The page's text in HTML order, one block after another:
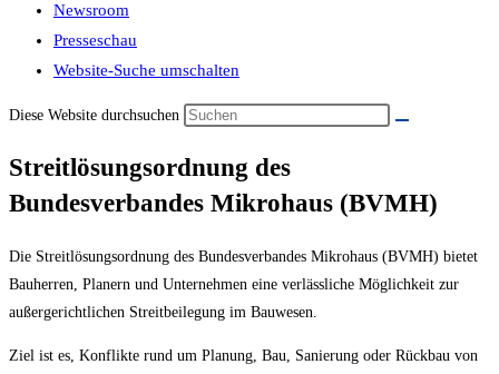
Newsroom
Presseschau
Website-Suche umschalten
Diese Website durchsuchen
Streitlösungsordnung des
Bundesverbandes Mikrohaus (BVMH)
Die Streitlösungsordnung des Bundesverbandes Mikrohaus (BVMH) bietet
Bauherren, Planern und Unternehmen eine verlässliche Möglichkeit zur
außergerichtlichen Streitbeilegung im Bauwesen.
Ziel ist es, Konflikte rund um Planung, Bau, Sanierung oder Rückbau von